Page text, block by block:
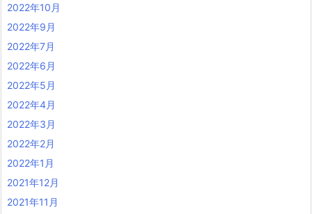
2022年10月
2022年9月
2022年7月
2022年6月
2022年5月
2022年4月
2022年3月
2022年2月
2022年1月
2021年12月
2021年11月